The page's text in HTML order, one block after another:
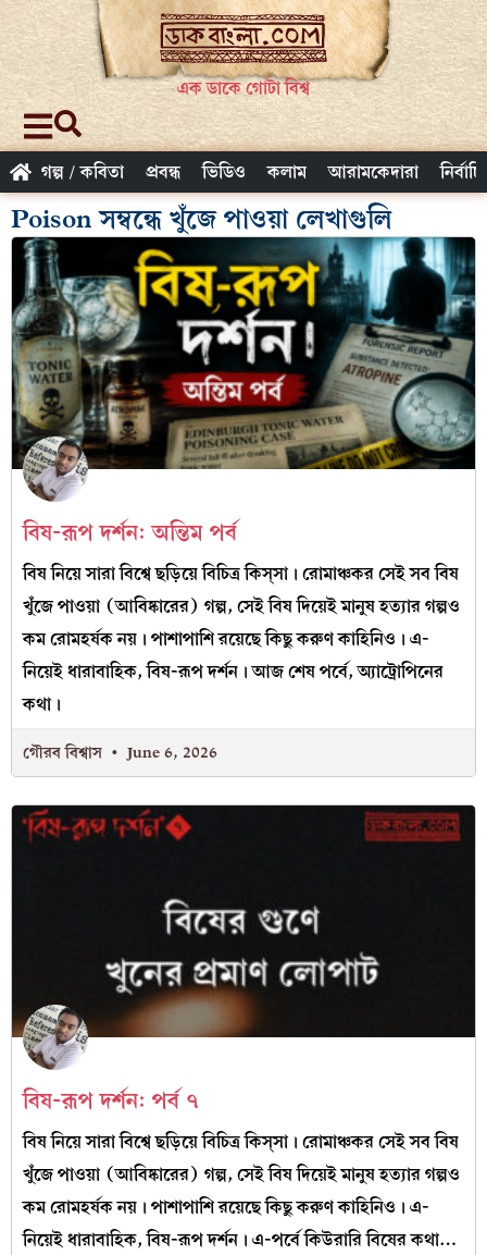
এক ডাকে গোটা বিশ্ব
গল্প / কবিতা প্রবন্ধ ভিডিও কলাম আরামকেদারা
Poison সম্বন্ধে খুঁজে পাওয়া লেখাগুলি
বিষ-রূপ দর্শন: অন্তিম পর্ব
বিষ নিয়ে সারা বিশ্বে ছড়িয়ে বিচিত্র কিস্‌সা। রোমাঞ্চকর সেই সব বিষ
খুঁজে পাওয়া (আবিষ্কারের) গল্প, সেই বিষ দিয়েই মানুষ হত্যার গল্পও
কম রোমহর্ষক নয়। পাশাপাশি রয়েছে কিছু করুণ কাহিনিও। এ-
নিয়েই ধারাবাহিক, বিষ-রূপ দর্শন। আজ শেষ পর্বে, অ্যাট্রোপিনের
কথা।
গৌরব বিশ্বাস June 6, 2026
বিষ-রূপ দর্শন: পর্ব ৭
বিষ নিয়ে সারা বিশ্বে ছড়িয়ে বিচিত্র কিস্‌সা। রোমাঞ্চকর সেই সব বিষ
খুঁজে পাওয়া (আবিষ্কারের) গল্প, সেই বিষ দিয়েই মানুষ হত্যার গল্পও
কম রোমহর্ষক নয়। পাশাপাশি রয়েছে কিছু করুণ কাহিনিও। এ-
নিয়েই ধারাবাহিক, বিষ-রূপ দর্শন। এ-পর্বে কিউরারি বিষের কথা…